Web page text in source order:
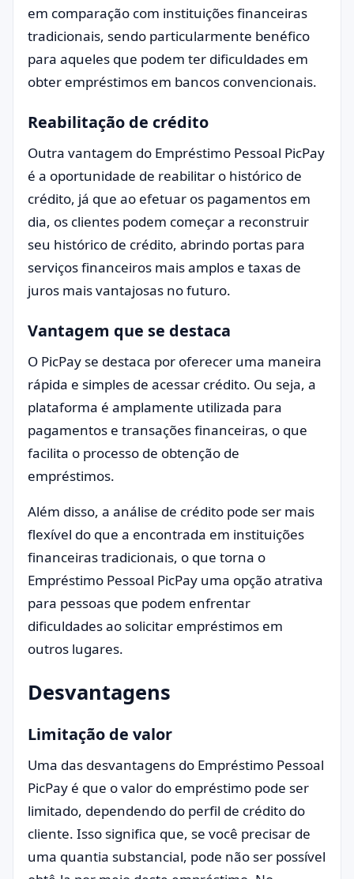
em comparação com instituições financeiras
tradicionais, sendo particularmente benéfico
para aqueles que podem ter dificuldades em
obter empréstimos em bancos convencionais.
Reabilitação de crédito
Outra vantagem do Empréstimo Pessoal PicPay
é a oportunidade de reabilitar o histórico de
crédito, já que ao efetuar os pagamentos em
dia, os clientes podem começar a reconstruir
seu histórico de crédito, abrindo portas para
serviços financeiros mais amplos e taxas de
juros mais vantajosas no futuro.
Vantagem que se destaca
O PicPay se destaca por oferecer uma maneira
rápida e simples de acessar crédito. Ou seja, a
plataforma é amplamente utilizada para
pagamentos e transações financeiras, o que
facilita o processo de obtenção de
empréstimos.
Além disso, a análise de crédito pode ser mais
flexível do que a encontrada em instituições
financeiras tradicionais, o que torna o
Empréstimo Pessoal PicPay uma opção atrativa
para pessoas que podem enfrentar
dificuldades ao solicitar empréstimos em
outros lugares.
Desvantagens
Limitação de valor
Uma das desvantagens do Empréstimo Pessoal
PicPay é que o valor do empréstimo pode ser
limitado, dependendo do perfil de crédito do
cliente. Isso significa que, se você precisar de
uma quantia substancial, pode não ser possível